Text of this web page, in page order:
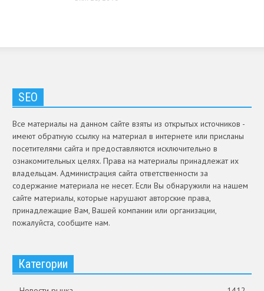
SEO
Все материалы на данном сайте взяты из открытых источников -
имеют обратную ссылку на материал в интернете или присланы
посетителями сайта и предоставляются исключительно в
ознакомительных целях. Права на материалы принадлежат их
владельцам. Администрация сайта ответственности за
содержание материала не несет. Если Вы обнаружили на нашем
сайте материалы, которые нарушают авторские права,
принадлежащие Вам, Вашей компании или организации,
пожалуйста, сообщите нам.
Категории